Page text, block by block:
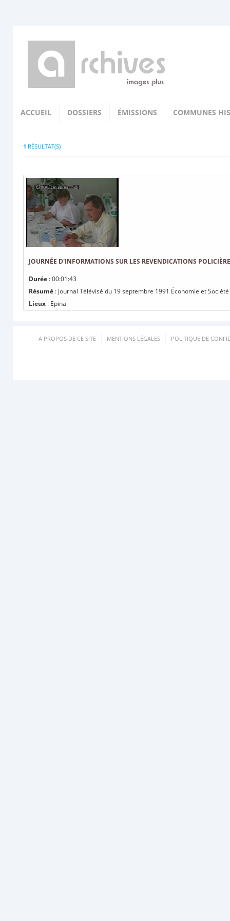
ACCUEIL DOSSIERS ÉMISSIONS COMMUNES
1 RÉSULTAT(S)
JOURNÉE D'INFORMATIONS SUR LES REVENDICATIONS
Durée : 00:01:43
Résumé : Journal Télévisé du 19 septembre 1991 Économie et
Lieux : Epinal
A PROPOS DE CE SITE MENTIONS LÉGALES POLITIQUE DE